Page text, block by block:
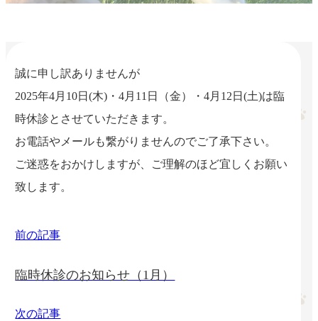
誠に申し訳ありませんが
2025年4月10日(木)・4月11日（金）・4月12日(土)は臨
時休診とさせていただきます。
お電話やメールも繋がりませんのでご了承下さい。
ご迷惑をおかけしますが、ご理解のほど宜しくお願い
致します。
前の記事
臨時休診のお知らせ（1月）
次の記事